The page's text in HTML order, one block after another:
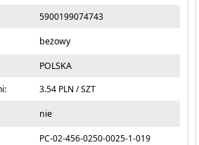
5900199074743
beżowy
POLSKA
3.54 PLN / SZT
nie
PC-02-456-0250-0025-1-019